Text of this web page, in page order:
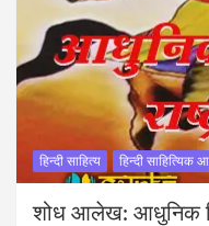
हिन्दी साहित्य हिन्दी साहित्यिक
शोध आलेख: आधुनिक